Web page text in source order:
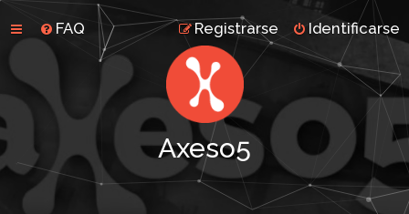
FAQ Identificarse
Registrarse
Axeso5